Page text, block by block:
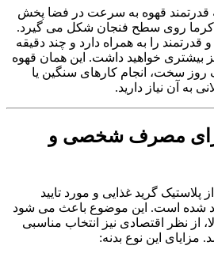
قدرتمند قهوه به سرعت در فضا پخش
کرما روی سطح فنجان شکل می گیرد.
را به همراه دارد و چند دقیقه
بیشتری خواهید داشت. این همان قهوه
سخت، انجام کارهای سنگین یا
به آن نیاز دارید.
برای مصرف شخصی و
گرید غذایی و مورد تایید
شده است. این موضوع باعث می شود
از نظر اقتصادی نیز انتخاب مناسبی
مزایای این نوع بدنه: